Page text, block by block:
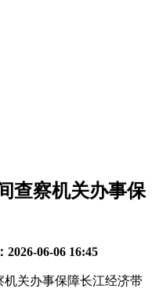
查察机关办事保
2026-06-06 16:45
关办事保障长江经济带